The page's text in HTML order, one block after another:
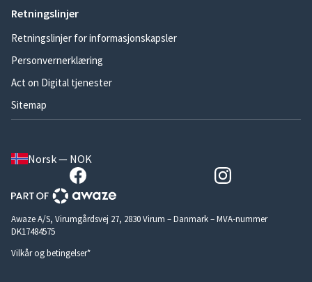
Retningslinjer
Retningslinjer for informasjonskapsler
Personvernerklæring
Act on Digital tjenester
Sitemap
Norsk — NOK
Awaze A/S, Virumgårdsvej 27, 2830 Virum – Danmark – MVA-nummer
DK17484575
Vilkår og betingelser*